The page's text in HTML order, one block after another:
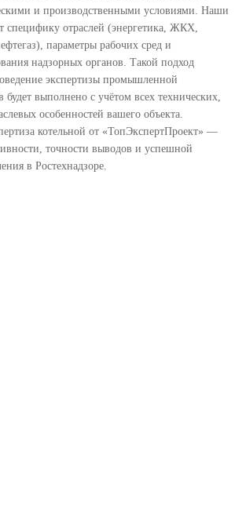
и производственными условиями. Наши
специфику отраслей (энергетика, ЖКХ,
параметры рабочих сред и
надзорных органов. Такой подход
экспертизы промышленной
будет выполнено с учётом всех технических,
особенностей вашего объекта.
котельной от «ТопЭкспертПроект» —
точности выводов и успешной
в Ростехнадзоре.